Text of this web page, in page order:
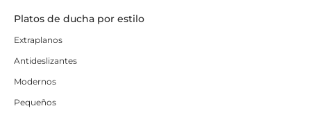
Platos de ducha por estilo
Extraplanos
Antideslizantes
Modernos
Pequeños